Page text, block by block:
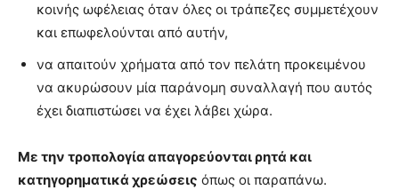
κοινής ωφέλειας όταν όλες οι τράπεζες συμμετέχουν
και επωφελούνται από αυτήν,
να απαιτούν χρήματα από τον πελάτη προκειμένου
να ακυρώσουν μία παράνομη συναλλαγή που αυτός
έχει διαπιστώσει να έχει λάβει χώρα.
Με την τροπολογία απαγορεύονται ρητά και
κατηγορηματικά χρεώσεις όπως οι παραπάνω.